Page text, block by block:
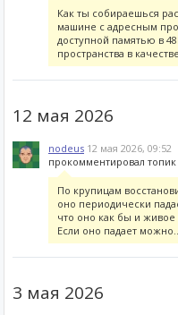
Как ты собираешься
машине с адресным
доступной памятью в
пространства в
12 мая 2026
nodeus 12 мая 2026, 09:52
прокомментировал топик
По крупицам
оно периодически
что оно как бы и
Если оно падает
3 мая 2026